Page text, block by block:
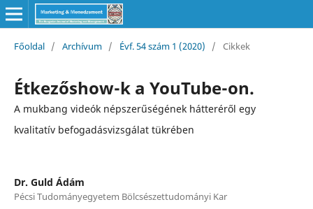
Főoldal / Archívum / Évf. 54 szám 1 (2020) / Cikkek
Étkezőshow-k a YouTube-on.
A mukbang videók népszerűségének hátteréről egy
kvalitatív befogadásvizsgálat tükrében
Dr. Guld Ádám
Pécsi Tudományegyetem Bölcsészettudományi Kar